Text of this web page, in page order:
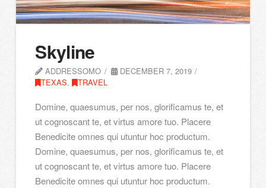
Skyline
ADDRESSOMO
DECEMBER 7, 2019
TEXAS, TRAVEL
Domine, quaesumus, per nos, glorificamus te, et
ut cognoscant te, et virtus amore tuo. Placere
Benedicite omnes qui utuntur hoc productum.
Domine, quaesumus, per nos, glorificamus te, et
ut cognoscant te, et virtus amore tuo. Placere
Benedicite omnes qui utuntur hoc productum.